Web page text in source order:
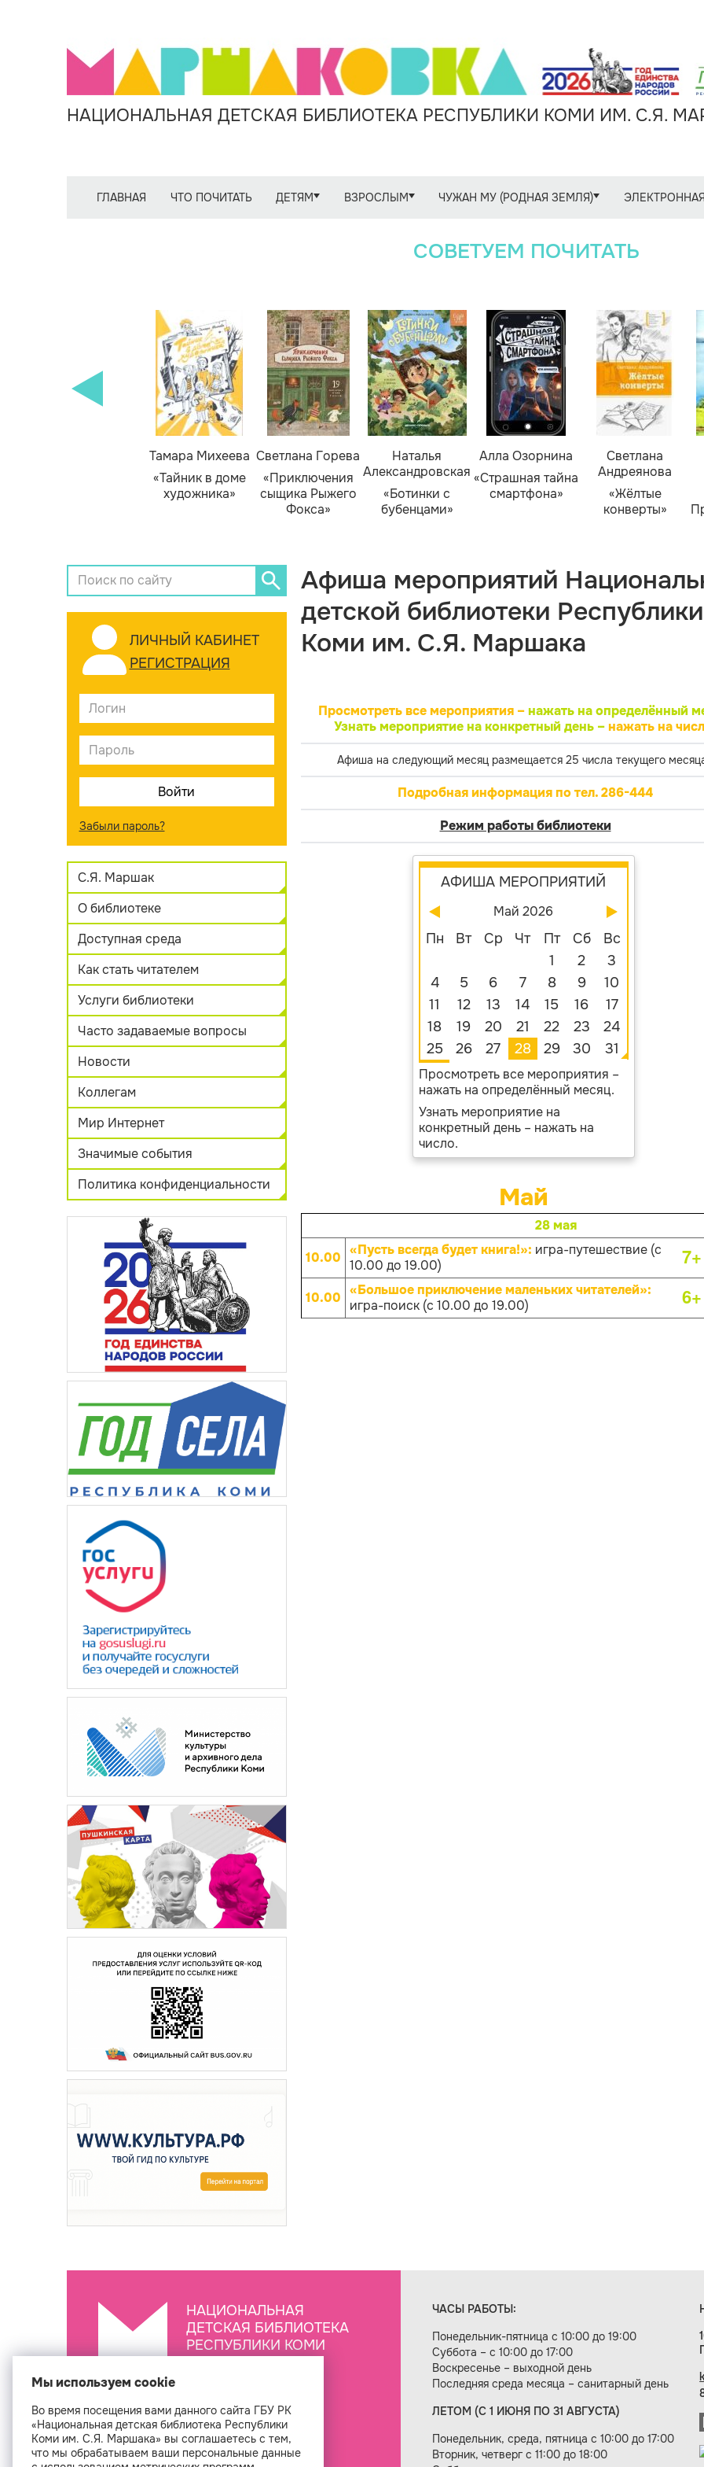
НАЦИОНАЛЬНАЯ ДЕТСКАЯ БИБЛИОТЕКА РЕСПУБЛИКИ КОМИ ИМ. С.Я.
ГЛАВНАЯ ЧТО ПОЧИТАТЬ ДЕТЯМ ВЗРОСЛЫМ ЧУЖАН МУ (РОДНАЯ ЗЕМЛЯ)
СОВЕТУЕМ ПОЧИТАТЬ
Тамара Михеева
«Тайник в доме
художника»
Светлана Горева
«Приключения
сыщика Рыжего
Фокса»
Наталья
Александровская
«Ботинки с
бубенцами»
Алла Озорнина
«Страшная тайна
смартфона»
Светлана
Андреянова
«Жёлтые
конверты»
ЛИЧНЫЙ КАБИНЕТ
РЕГИСТРАЦИЯ
Забыли пароль?
С.Я. Маршак
О библиотеке
Доступная среда
Как стать читателем
Услуги библиотеки
Часто задаваемые вопросы
Новости
Коллегам
Мир Интернет
Значимые события
Политика конфиденциальности
Афиша мероприятий
детской библиотеки Республики
Коми им. С.Я. Маршака
Просмотреть все мероприятия – нажать на определённый
Узнать мероприятие на конкретный день –нажать на
Афиша на следующий месяц размещается 25 числа текущего
Подробная информация по тел. 286-444
Режим работы библиотеки
АФИША МЕРОПРИЯТИЙ
Май 2026
Пн Вт Ср Чт Пт Сб
Вс
1
2
3
4
5 6 7 8 9
10
11
12 13 14 15 16
17
18
19 20 21 22 23
24
25
26 27 28 29 30 31
Просмотреть все мероприятия –
нажать на определённый месяц.
Узнать мероприятие на
конкретный день – нажать на
число.
Май
28 мая
10.00 «Пусть всегда будет книга!»: игра-путешествие (с
10.00 до 19.00)
7+
10.00 «Большое приключение маленьких читателей»:
игра-поиск (с 10.00 до 19.00)
6+
НАЦИОНАЛЬНАЯ
ДЕТСКАЯ БИБЛИОТЕКА
РЕСПУБЛИКИ КОМИ
ЧАСЫ РАБОТЫ:
Понедельник-пятница с 10:00 до 19:00
Суббота – с 10:00 до 17:00
Воскресенье – выходной день
Последняя среда месяца – санитарный день
ЛЕТОМ (С 1 ИЮНЯ ПО 31 АВГУСТА)
Понедельник, среда, пятница с 10:00 до 17:00
Вторник, четверг с 11:00 до 18:00
Создание сайта — веб-студия «Цифровой век»
Мы используем cookie
Во время посещения вами данного сайта ГБУ РК
«Национальная детская библиотека Республики
Коми им. С.Я. Маршака» вы соглашаетесь с тем,
что мы обрабатываем ваши персональные данные